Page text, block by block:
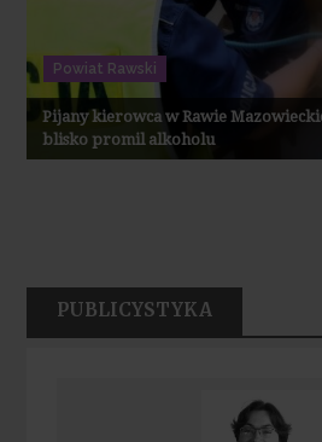
Powiat Rawski
Pijany kierowca w Rawie
blisko promil alkoholu
PUBLICYSTYKA